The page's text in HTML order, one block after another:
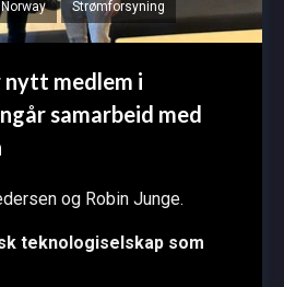
Norway Strømforsyning
nytt medlem i
samarbeid med
og Robin Junge.
teknologiselskap som